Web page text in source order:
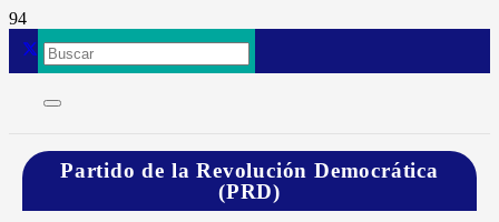
Partido de la Revolución Democrática
(PRD)